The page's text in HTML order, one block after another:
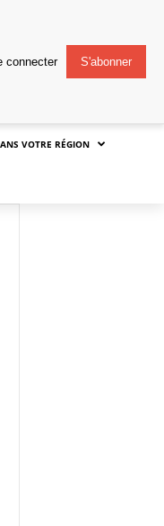
connecter S'abonner
VOTRE RÉGION